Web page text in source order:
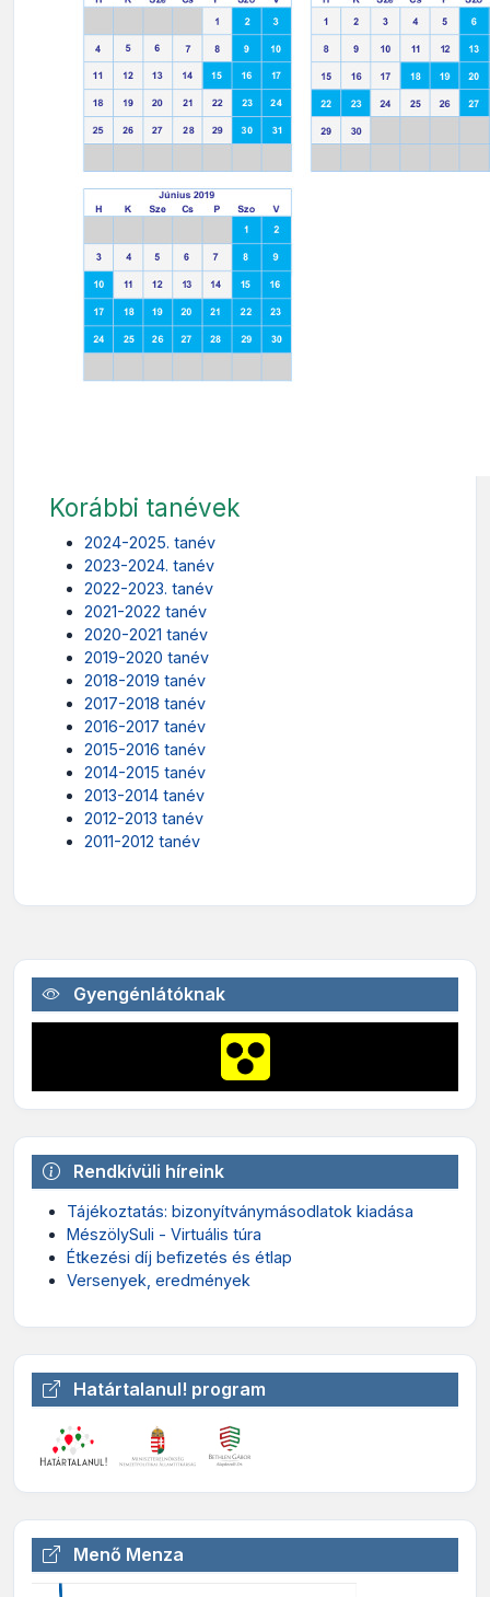
Korábbi tanévek
2024-2025. tanév
2023-2024. tanév
2022-2023. tanév
2021-2022 tanév
2020-2021 tanév
2019-2020 tanév
2018-2019 tanév
2017-2018 tanév
2016-2017 tanév
2015-2016 tanév
2014-2015 tanév
2013-2014 tanév
2012-2013 tanév
2011-2012 tanév
Gyengénlátóknak
Rendkívüli híreink
Tájékoztatás: bizonyítványmásodlatok kiadása
MészölySuli - Virtuális túra
Étkezési díj befizetés és étlap
Versenyek, eredmények
Határtalanul! program
Menő Menza